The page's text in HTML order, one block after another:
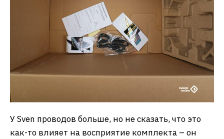
У Sven проводов больше, но не сказать, что это
как-то влияет на восприятие комплекта – он